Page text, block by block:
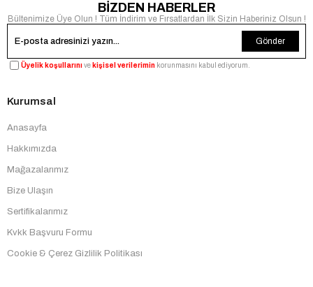
BİZDEN HABERLER
Bültenimize Üye Olun ! Tüm İndirim ve Fırsatlardan İlk Sizin Haberiniz Olsun !
Gönder
Üyelik koşullarınıve kişisel verilerimin korunmasını kabul ediyorum.
Kurumsal
Anasayfa
Hakkımızda
Mağazalarımız
Bize Ulaşın
Sertifikalarımız
Kvkk Başvuru Formu
Cookie & Çerez Gizlilik Politikası